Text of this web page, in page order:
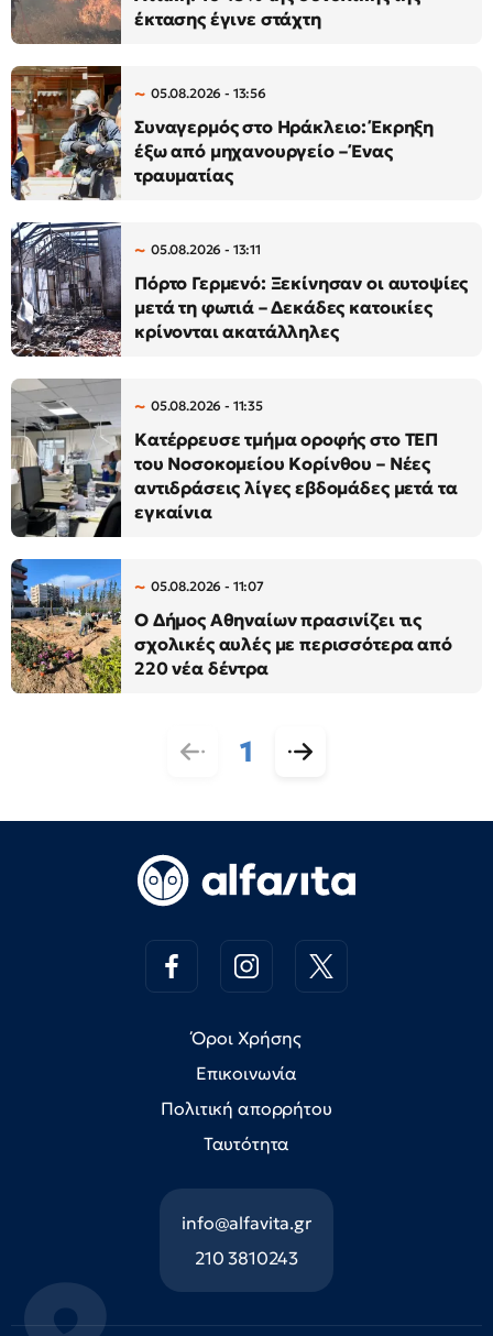
έκτασης έγινε στάχτη
05.08.2026 - 13:56
Συναγερμός στο Ηράκλειο: Έκρηξη
έξω από μηχανουργείο – Ένας
τραυματίας
05.08.2026 - 13:11
Πόρτο Γερμενό: Ξεκίνησαν οι αυτοψίες
μετά τη φωτιά – Δεκάδες κατοικίες
κρίνονται ακατάλληλες
05.08.2026 - 11:35
Κατέρρευσε τμήμα οροφής στο ΤΕΠ
του Νοσοκομείου Κορίνθου – Νέες
αντιδράσεις λίγες εβδομάδες μετά τα
εγκαίνια
05.08.2026 - 11:07
Ο Δήμος Αθηναίων πρασινίζει τις
σχολικές αυλές με περισσότερα από
220 νέα δέντρα
1
Όροι Χρήσης
Επικοινωνία
Πολιτική απορρήτου
Ταυτότητα
info@alfavita.gr
210 3810243